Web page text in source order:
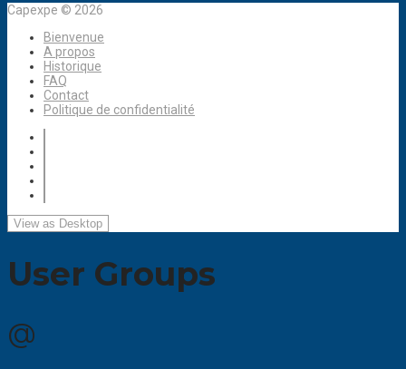
Capexpe © 2026
Bienvenue
A propos
Historique
FAQ
Contact
Politique de confidentialité
User Groups
@